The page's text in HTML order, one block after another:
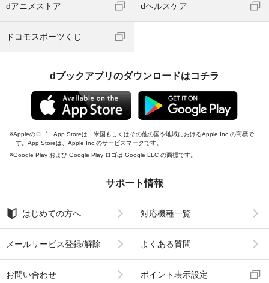
dアニメストア dヘルスケア
ドコモスポーツくじ
dブックアプリのダウンロードはコチラ
Appleのロゴ、App Storeは、米国もしくはその他の国や地域におけるApple Inc.の商標で
す。App Storeは、Apple Inc.のサービスマークです。
Google Play および Google Play ロゴは Google LLC の商標です。
サポート情報
はじめての方へ 対応機種一覧
メールサービス登録/解除 よくある質問
お問い合わせ ポイント表示設定